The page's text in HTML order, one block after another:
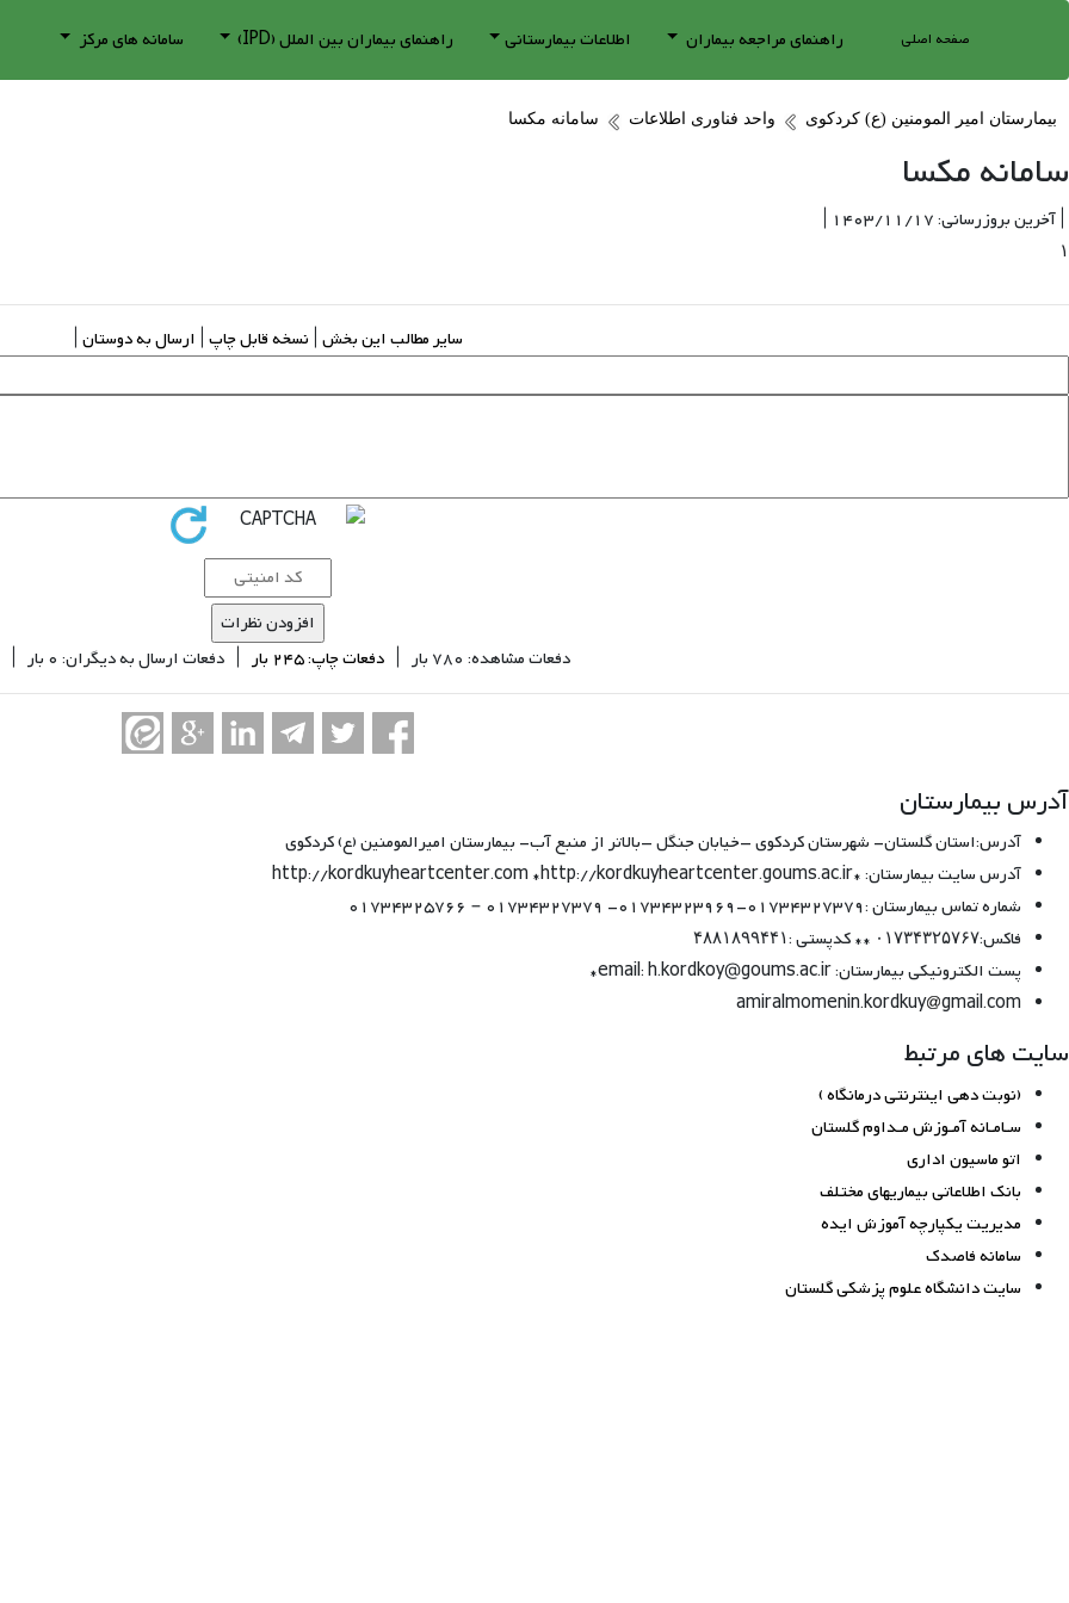
صفحه اصلی راهنمای مراجعه بیماران اطلاعات بیمارستانی راهنمای بیماران بین الملل (IPD) سامانه های مرکز
بیمارستان امیر المومنین (ع) کردکوی واحد فناوری اطلاعات سامانه مکسا
سامانه مکسا
| آخرین بروزرسانی: 1403/11/17 |
۱
سایر مطالب این بخش نسخه قابل چاپ ارسال به دوستان
دفعات مشاهده: 780 بار | دفعات چاپ: 245 بار | دفعات ارسال به دیگران: 0 بار |
آدرس بیمارستان
آدرس:استان گلستان- شهرستان کردکوی –خیابان جنگل –بالاتر از منبع آب- بیمارستان امیرالمومنین (ع) کردکوی
آدرس سایت بیمارستان: *http://kordkuyheartcenter.com *http://kordkuyheartcenter.goums.ac.ir
شماره تماس بیمارستان :01734327379-01734323969- 01734327379 − 01734325766
فاکس:۰۱۷۳۴۳۲۵۷۶۷ ** کدپستی :۴۸۸۱۸۹۹۴۴۱
پست الکترونیکی بیمارستان: email: h.kordkoy@goums.ac.ir*
amiralmomenin.kordkuy gmail.com
سایت های مرتبط
(نوبت دهی اینترنتی درمانگاه )
سـامـانه آمـوزش مـداوم گلستان
اتو ماسیون اداری
بانک اطلاعاتی بیماریهای مختلف
مدیریت یکپارچه آموزش ایده
سامانه فاصدک
سایت دانشگاه علوم پزشکی گلستان